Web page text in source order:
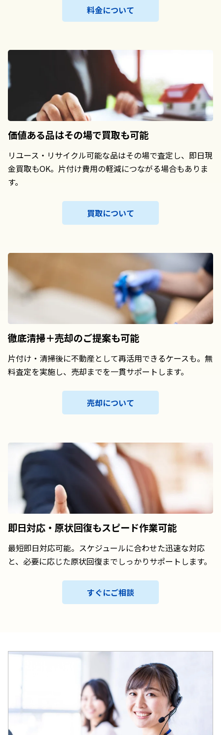
料金について
価値ある品はその場で買取も可能
リユース・リサイクル可能な品はその場で査定し、即日現
金買取もOK。片付け費用の軽減につながる場合もありま
す。
買取について
徹底清掃＋売却のご提案も可能
片付け・清掃後に不動産として再活用できるケースも。無
料査定を実施し、売却までを一貫サポートします。
売却について
即日対応・原状回復もスピード作業可能
最短即日対応可能。スケジュールに合わせた迅速な対応
と、必要に応じた原状回復までしっかりサポートします。
すぐにご相談